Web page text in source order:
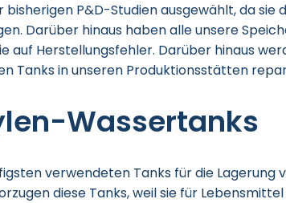
bisherigen P&D-Studien ausgewählt, da sie
Darüber hinaus haben alle unsere
auf Herstellungsfehler. Darüber hinaus
Tanks in unseren Produktionsstätten
Wassertanks
verwendeten Tanks für die Lagerung
diese Tanks, weil sie für